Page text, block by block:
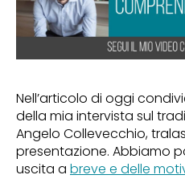
Nell’articolo di oggi
della mia intervista sul
Angelo Collevecchio,
presentazione. Abbiamo
uscita a breve e delle